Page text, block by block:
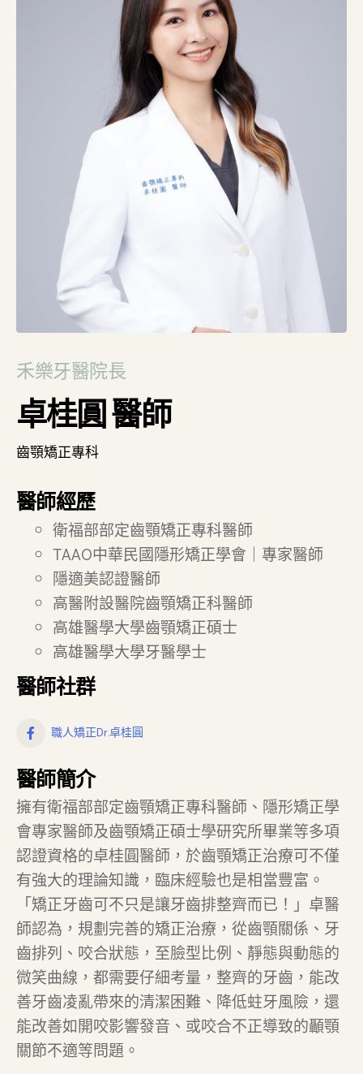
禾樂牙醫院長
卓桂圓 醫師
齒顎矯正專科
醫師經歷
衛福部部定齒顎矯正專科醫師
TAAO中華民國隱形矯正學會｜專家醫師
隱適美認證醫師
高醫附設醫院齒顎矯正科醫師
高雄醫學大學齒顎矯正碩士
高雄醫學大學牙醫學士
醫師社群
職人矯正Dr.卓桂圓
醫師簡介
擁有衛福部部定齒顎矯正專科醫師、隱形矯正學
會專家醫師及齒顎矯正碩士學研究所畢業等多項
認證資格的卓桂圓醫師，於齒顎矯正治療可不僅
有強大的理論知識，臨床經驗也是相當豐富。
「矯正牙齒可不只是讓牙齒排整齊而已！」卓醫
師認為，規劃完善的矯正治療，從齒顎關係、牙
齒排列、咬合狀態，至臉型比例、靜態與動態的
微笑曲線，都需要仔細考量，整齊的牙齒，能改
善牙齒凌亂帶來的清潔困難、降低蛀牙風險，還
能改善如開咬影響發音、或咬合不正導致的顳顎
關節不適等問題。